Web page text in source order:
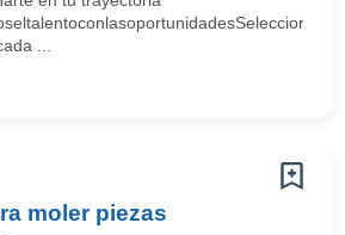
...
moler piezas